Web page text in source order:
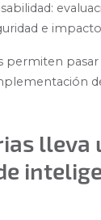
e
permiten pasar
lleva